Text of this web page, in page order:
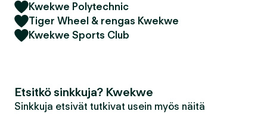
Kwekwe Polytechnic
Tiger Wheel & rengas Kwekwe
Kwekwe Sports Club
Etsitkö sinkkuja? Kwekwe
Sinkkuja etsivät tutkivat usein myös näitä